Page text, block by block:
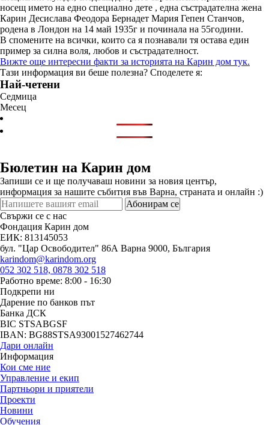
носещ името на едно специално дете , една състрадателна жена
Карин Десислава Феодора Бернадет Мария Гепен Станчов,
родена в Лондон на 14 май 1935г и починала на 55години.
В спомените на всички, които са я познавали тя остава един
пример за силна воля, любов и състрадателност.
Вижте още интересни факти за историята на Карин дом тук.
Тази информация ви беше полезна? Споделете я:
Най-четени
Седмица
Месец
Бюлетин на Карин дом
Запиши се и ще получаваш новини за новия център,
информация за нашите събития във Варна, страната и онлайн :)
Абонирам се
Свържи се с нас
Фондация Карин дом
ЕИК: 813145053
бул. "Цар Освободител" 86А Варна 9000, България
karindom@karindom.org
052 302 518, 0878 302 518
Работно време: 8:00 - 16:30
Подкрепи ни
Дарение по банков път
Банка ДСК
BIC STSABGSF
IBAN: BG88STSA93001527462744
Дари онлайн
Информация
Кои сме ние
Управление и екип
Партньори и приятели
Проекти
Новини
Обучения